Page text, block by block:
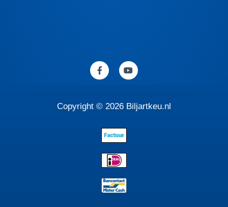
F
a
c
o
Y
o
u
b
Copyright © 2026 Biljartkeu.nl